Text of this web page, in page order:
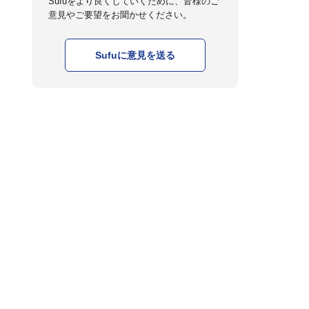
意見やご要望をお聞かせください。
Sufuに意見を送る